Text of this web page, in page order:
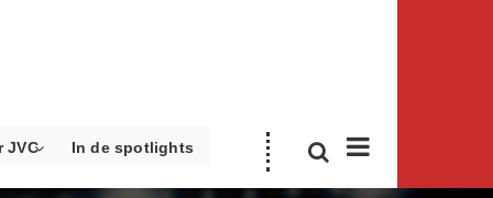
JVC In de spotlights